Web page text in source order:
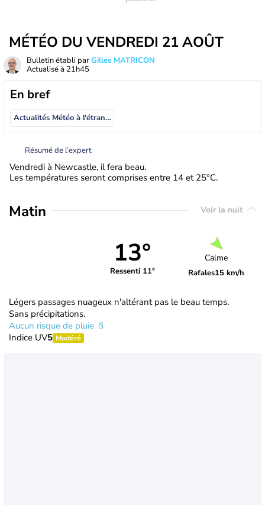
MÉTÉO DU VENDREDI 21 AOÛT
Bulletin établi parGilles MATRICON
Actualisé à 21h45
En bref
Actualités Météo à l'étranger
Résumé de l’expert
Vendredi à Newcastle, il fera beau.
Les températures seront comprises entre 14 et 25°C.
Matin Voir la nuit
13°
Ressenti 11°
Calme
Rafales15 km/h
Légers passages nuageux n'altérant pas le beau temps.
Sans précipitations.
Aucun risque de pluie
Indice UV5 Modéré